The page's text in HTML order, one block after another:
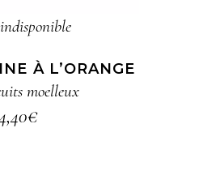
À L’ORANGE
moelleux
€